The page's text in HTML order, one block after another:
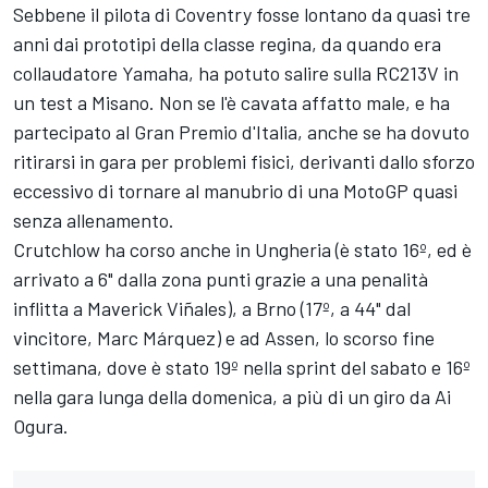
Sebbene il pilota di Coventry fosse lontano da quasi tre
anni dai prototipi della classe regina, da quando era
collaudatore Yamaha, ha potuto salire sulla RC213V in
un test a Misano. Non se l'è cavata affatto male, e ha
partecipato al Gran Premio d'Italia, anche se ha dovuto
ritirarsi in gara per problemi fisici, derivanti dallo sforzo
eccessivo di tornare al manubrio di una MotoGP quasi
senza allenamento.
Crutchlow ha corso anche in Ungheria (è stato 16º, ed è
arrivato a 6" dalla zona punti grazie a una penalità
inflitta a Maverick Viñales), a Brno (17º, a 44" dal
vincitore, Marc Márquez) e ad Assen, lo scorso fine
settimana, dove è stato 19º nella sprint del sabato e 16º
nella gara lunga della domenica, a più di un giro da Ai
Ogura.